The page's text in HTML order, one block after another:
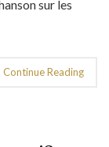
sur les
Continue Reading